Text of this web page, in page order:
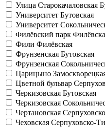
Улица Старокачаловская
Университет Бутовская
Университет
Филёвский парк
Фили Филёвская
Фрунзенская Бутовская
Фрунзенская
Царицыно
Цветной бульвар
Черкизовская Бутовская
Черкизовская
Чертановская
Чеховская Серпуховско-